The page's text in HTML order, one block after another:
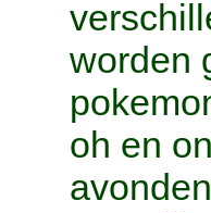
worden
oh en